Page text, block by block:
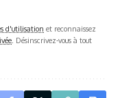
d'utilisation et reconnaissez
. Désinscrivez-vous à tout